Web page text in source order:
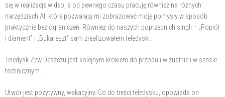
się w realizacje wideo, a od pewnego czasu pracuję również na różnych
narzędziach AI, które pozwalają mi zobrazować moje pomysły w sposób
praktycznie bez ograniczeń. Również do naszych poprzednich singli – „Popiół
i diament” i „Bukareszt” sam zrealizowałem teledyski.
Teledysk Zew Deszczu jest kolejnym krokiem do przodu i wizualnie i w sensie
technicznym.
Utwór jest pozytywny, wakacyjny. Co do treści teledysku, opowiada on